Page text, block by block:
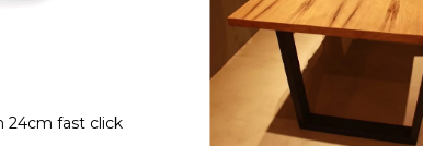
24cm fast click